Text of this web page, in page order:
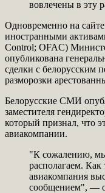
вовлечены в эту
Одновременно на
иностранными
Control; OFAC)
опубликована
сделки с белорусским
разморозки
Белорусские СМИ
заместителя
который признал, что
авиакомпании.
"К сожалению, мы
располагаем. Как
авиакомпания
сообщением", —